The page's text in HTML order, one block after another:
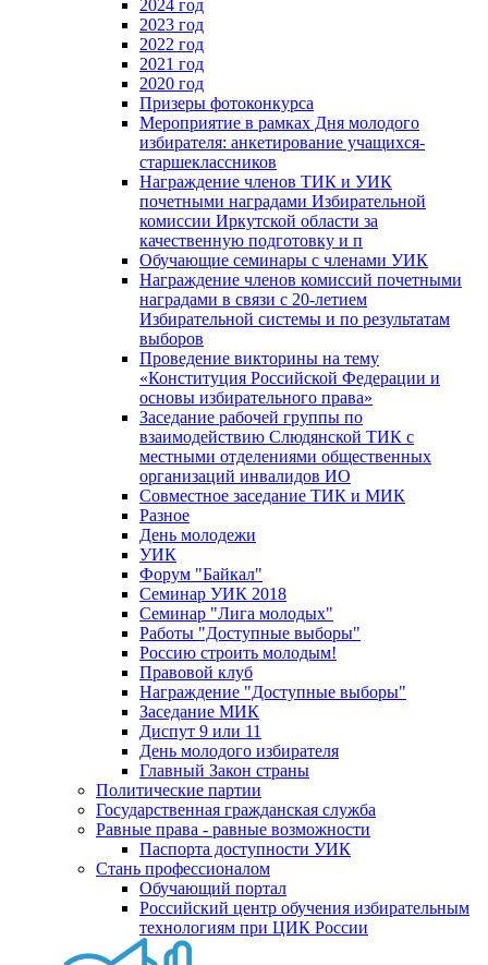
2024 год
2023 год
2022 год
2021 год
2020 год
Призеры фотоконкурса
Мероприятие в рамках Дня молодого
избирателя: анкетирование учащихся-
старшеклассников
Награждение членов ТИК и УИК
почетными наградами Избирательной
комиссии Иркутской области за
качественную подготовку и п
Обучающие семинары с членами УИК
Награждение членов комиссий почетными
наградами в связи с 20-летием
Избирательной системы и по результатам
выборов
Проведение викторины на тему
«Конституция Российской Федерации и
основы избирательного права»
Заседание рабочей группы по
взаимодействию Слюдянской ТИК с
местными отделениями общественных
организаций инвалидов ИО
Совместное заседание ТИК и МИК
Разное
День молодежи
УИК
Форум "Байкал"
Семинар УИК 2018
Семинар "Лига молодых"
Работы "Доступные выборы"
Россию строить молодым!
Правовой клуб
Награждение "Доступные выборы"
Заседание МИК
Диспут 9 или 11
День молодого избирателя
Главный Закон страны
Политические партии
Государственная гражданская служба
Равные права - равные возможности
Паспорта доступности УИК
Стань профессионалом
Обучающий портал
Российский центр обучения избирательным
технологиям при ЦИК России